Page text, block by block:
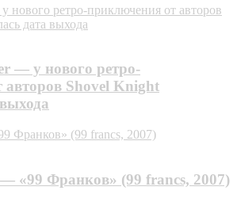
нового ретро-приключения от авторов
дата выхода
— у нового ретро-
Shovel Knight
Франков» (99 francs, 2007)
«99 Франков» (99 francs, 2007)